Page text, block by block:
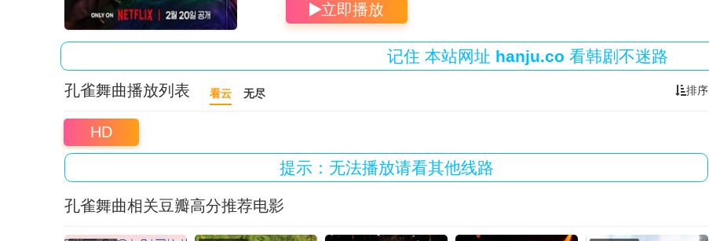
立即播放
记住 本站网址 hanju.co 看韩剧不迷路
排序
孔雀舞曲播放列表 看云 无尽
HD
提示：无法播放请看其他线路
孔雀舞曲相关豆瓣高分推荐电影